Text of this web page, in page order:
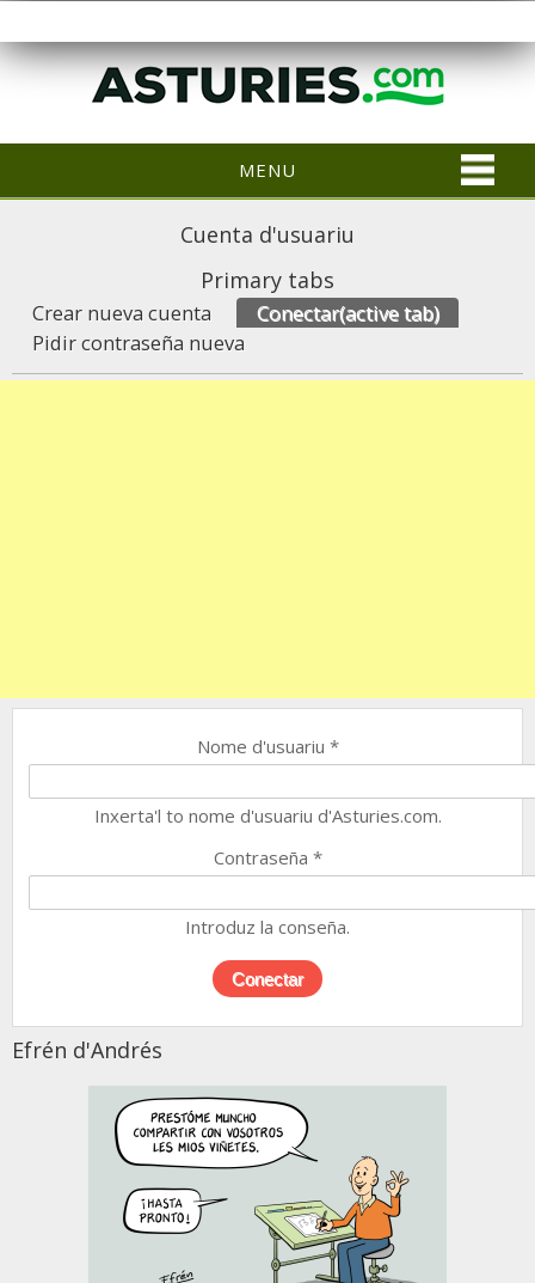
MENU
Cuenta d'usuariu
Primary tabs
Crear nueva cuenta Conectar(active tab)
Pidir contraseña nueva
Nome d'usuariu *
Inxerta'l to nome d'usuariu d'Asturies.com.
Contraseña *
Introduz la conseña.
Efrén d'Andrés